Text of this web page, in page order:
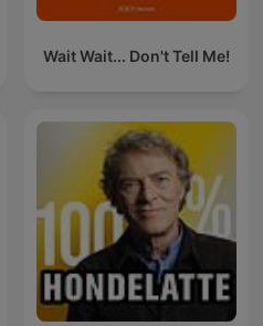
Wait Wait... Don't Tell Me!